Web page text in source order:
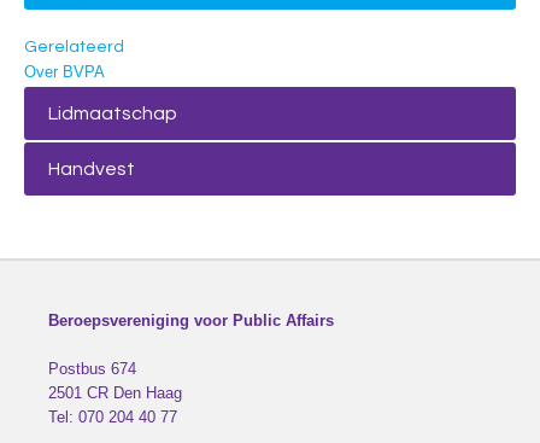
Gerelateerd
Over BVPA
Lidmaatschap
Handvest
Beroepsvereniging voor Public Affairs
Postbus 674
2501 CR Den Haag
Tel: 070 204 40 77